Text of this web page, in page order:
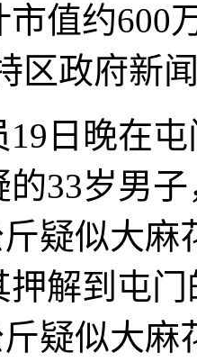
市值约600
区政府新
晚在屯
33岁男
疑似大
押解到屯
疑似大